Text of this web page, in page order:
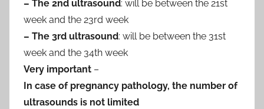
– The 2nd ultrasound: will be between the 21st
week and the 23rd week
– The 3rd ultrasound: will be between the 31st
week and the 34th week
Very important –
In case of pregnancy pathology, the number of
ultrasounds is not limited